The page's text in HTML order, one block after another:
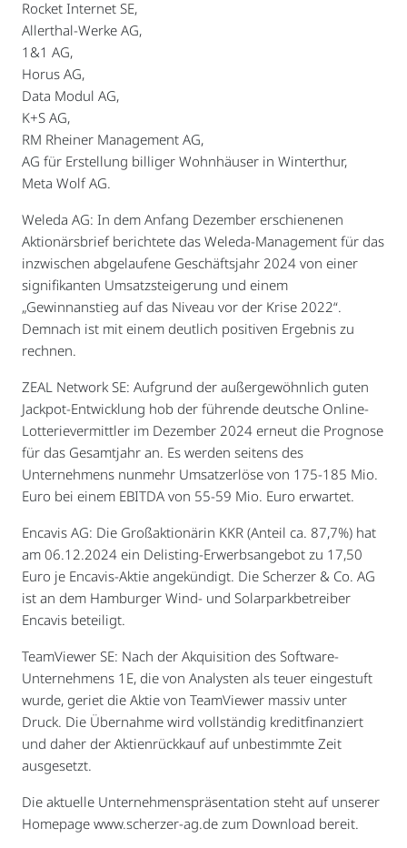
Rocket Internet SE,
Allerthal-Werke AG,
1&1 AG,
Horus AG,
Data Modul AG,
K+S AG,
RM Rheiner Management AG,
AG für Erstellung billiger Wohnhäuser in Winterthur,
Meta Wolf AG.
Weleda AG: In dem Anfang Dezember erschienenen
Aktionärsbrief berichtete das Weleda-Management für das
inzwischen abgelaufene Geschäftsjahr 2024 von einer
signifikanten Umsatzsteigerung und einem
„Gewinnanstieg auf das Niveau vor der Krise 2022“.
Demnach ist mit einem deutlich positiven Ergebnis zu
rechnen.
ZEAL Network SE: Aufgrund der außergewöhnlich guten
Jackpot-Entwicklung hob der führende deutsche Online-
Lotterievermittler im Dezember 2024 erneut die Prognose
für das Gesamtjahr an. Es werden seitens des
Unternehmens nunmehr Umsatzerlöse von 175-185 Mio.
Euro bei einem EBITDA von 55-59 Mio. Euro erwartet.
Encavis AG: Die Großaktionärin KKR (Anteil ca. 87,7%) hat
am 06.12.2024 ein Delisting-Erwerbsangebot zu 17,50
Euro je Encavis-Aktie angekündigt. Die Scherzer & Co. AG
ist an dem Hamburger Wind- und Solarparkbetreiber
Encavis beteiligt.
TeamViewer SE: Nach der Akquisition des Software-
Unternehmens 1E, die von Analysten als teuer eingestuft
wurde, geriet die Aktie von TeamViewer massiv unter
Druck. Die Übernahme wird vollständig kreditfinanziert
und daher der Aktienrückkauf auf unbestimmte Zeit
ausgesetzt.
Die aktuelle Unternehmenspräsentation steht auf unserer
Homepage www.scherzer-ag.de zum Download bereit.